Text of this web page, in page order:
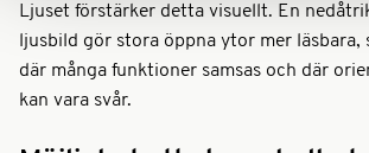
Ljuset förstärker detta visuellt. En
ljusbild gör stora öppna ytor mer läsbara,
där många funktioner samsas och där
kan vara svår.